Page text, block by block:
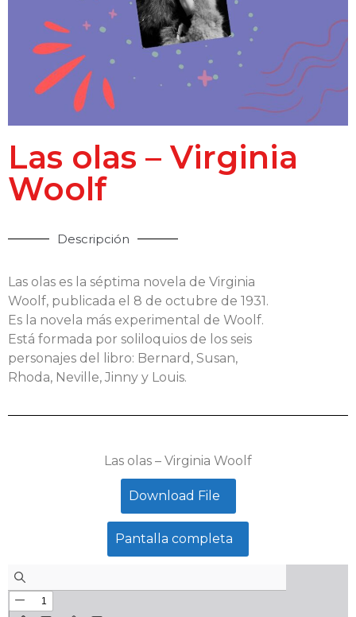
Las olas – Virginia
Woolf
Descripción
Las olas es la séptima novela de Virginia
Woolf, publicada el 8 de octubre de 1931.
Es la novela más experimental de Woolf.
Está formada por soliloquios de los seis
personajes del libro: Bernard, Susan,
Rhoda, Neville, Jinny y Louis.
Las olas – Virginia Woolf
Download File
Pantalla completa